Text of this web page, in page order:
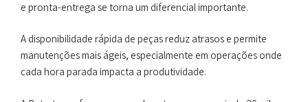
e pronta-entrega se torna um diferencial importante.
A disponibilidade rápida de peças reduz atrasos e permite
manutenções mais ágeis, especialmente em operações onde
cada hora parada impacta a produtividade.